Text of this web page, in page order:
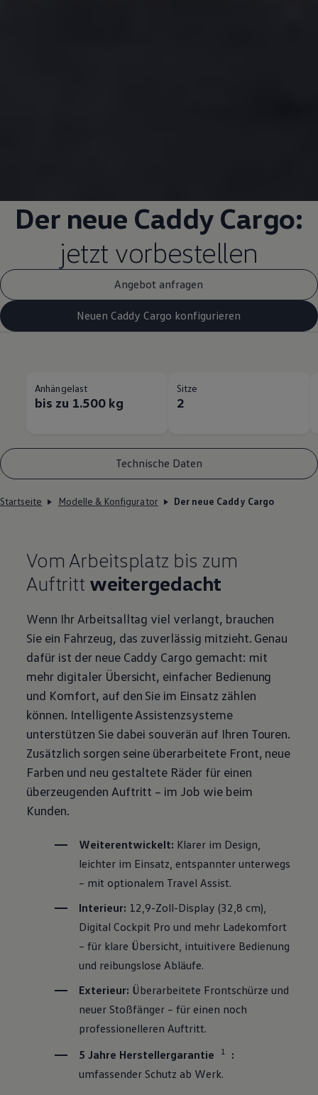
Der neue Caddy Cargo:
jetzt vorbestellen
Angebot anfragen
Neuen Caddy Cargo konfigurieren
Anhängelast
bis zu 1.500 kg
Sitze
2
Technische Daten
Startseite Modelle & Konfigurator Der neue Caddy Cargo
Vom Arbeitsplatz bis zum
Auftritt weitergedacht
Wenn Ihr Arbeitsalltag viel verlangt, brauchen
Sie ein Fahrzeug, das zuverlässig mitzieht. Genau
dafür ist der neue Caddy Cargo gemacht: mit
mehr digitaler Übersicht, einfacher Bedienung
und Komfort, auf den Sie im Einsatz zählen
können. Intelligente Assistenzsysteme
unterstützen Sie dabei souverän auf Ihren Touren.
Zusätzlich sorgen seine überarbeitete Front, neue
Farben und neu gestaltete Räder für einen
überzeugenden Auftritt – im Job wie beim
Kunden.
Weiterentwickelt: Klarer im Design,
leichter im Einsatz, entspannter unterwegs
– mit optionalem Travel Assist.
Interieur: 12,9-Zoll-Display (32,8 cm),
Digital Cockpit Pro und mehr Ladekomfort
– für klare Übersicht, intuitivere Bedienung
und reibungslose Abläufe.
Exterieur: Überarbeitete Frontschürze und
neuer Stoßfänger – für einen noch
professionelleren Auftritt.
5 Jahre Herstellergarantie
1
:
umfassender Schutz ab Werk.